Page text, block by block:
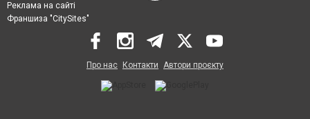
Реклама на сайті
Франшиза "CitySites"
Про нас Контакти Автори проєкту